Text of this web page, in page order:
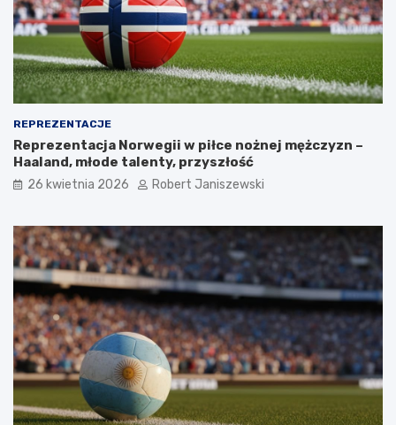
REPREZENTACJE
Reprezentacja Norwegii w piłce nożnej mężczyzn –
Haaland, młode talenty, przyszłość
26 kwietnia 2026 Robert Janiszewski